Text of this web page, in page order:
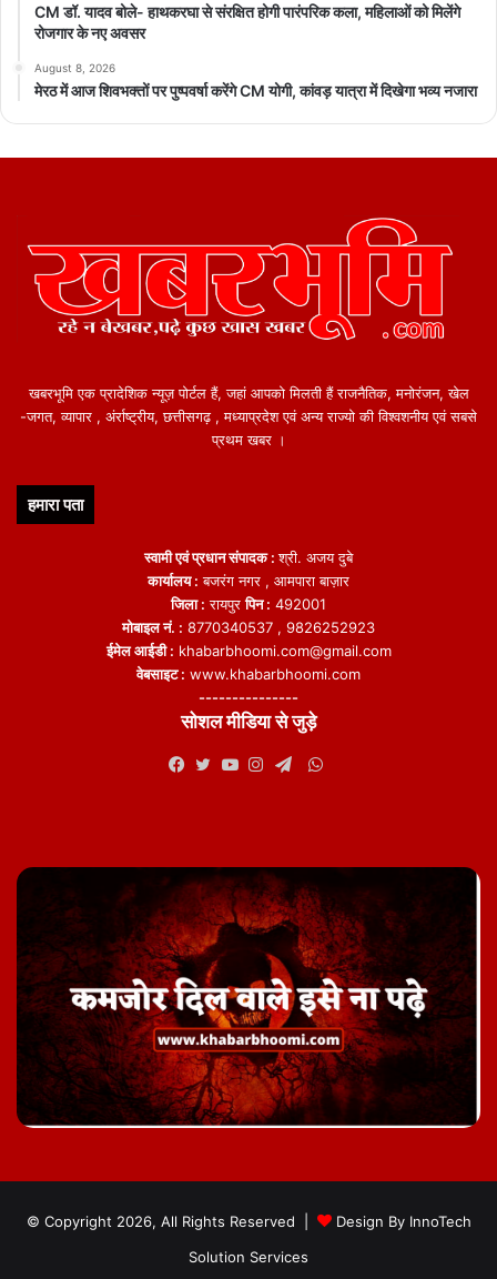
CM डॉ. यादव बोले- हाथकरघा से संरक्षित होगी पारंपरिक कला, महिलाओं को मिलेंगे
रोजगार के नए अवसर
August 8, 2026
मेरठ में आज शिवभक्तों पर पुष्पवर्षा करेंगे CM योगी, कांवड़ यात्रा में दिखेगा भव्य नजारा
खबरभूमि एक प्रादेशिक न्यूज़ पोर्टल हैं, जहां आपको मिलती हैं राजनैतिक, मनोरंजन, खेल
-जगत, व्यापार , अंर्राष्ट्रीय, छत्तीसगढ़ , मध्याप्रदेश एवं अन्य राज्यो की विश्वशनीय एवं सबसे
प्रथम खबर ।
हमारा पता
स्वामी एवं प्रधान संपादक :श्री. अजय दुबे
कार्यालय : बजरंग नगर , आमपारा बाज़ार
जिला : रायपुरपिन : 492001
मोबाइल नं. : 8770340537 , 9826252923
ईमेल आईडी : khabarbhoomi.com@gmail.com
वेबसाइट : www.khabarbhoomi.com
---------------
सोशल मीडिया से जुड़े
WhatsApp
© Copyright 2026, All Rights Reserved | Design By InnoTech
Solution Services